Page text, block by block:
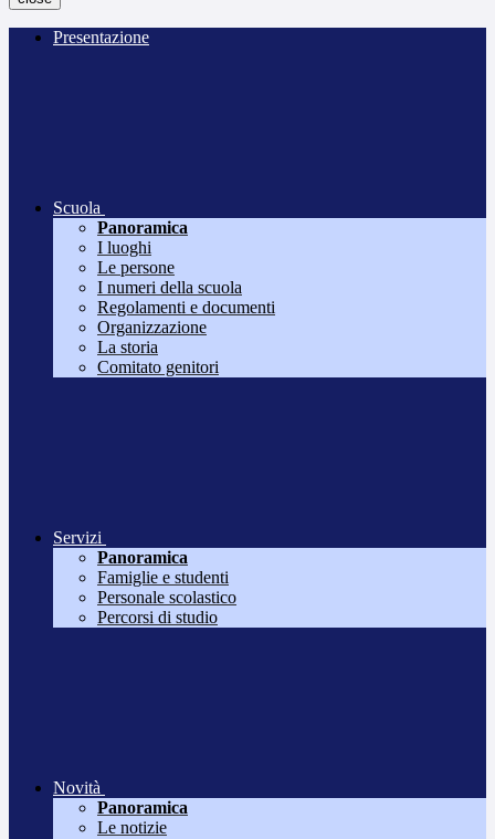
Presentazione
Scuola
Panoramica
I luoghi
Le persone
I numeri della scuola
Regolamenti e documenti
Organizzazione
La storia
Comitato genitori
Servizi
Panoramica
Famiglie e studenti
Personale scolastico
Percorsi di studio
Novità
Panoramica
Le notizie